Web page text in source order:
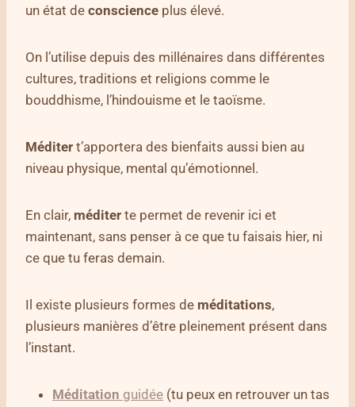
un état de conscience plus élevé.
On l’utilise depuis des millénaires dans différentes
cultures, traditions et religions comme le
bouddhisme, l’hindouisme et le taoïsme.
Méditer t’apportera des bienfaits aussi bien au
niveau physique, mental qu’émotionnel.
En clair, méditer te permet de revenir ici et
maintenant, sans penser à ce que tu faisais hier, ni
ce que tu feras demain.
Il existe plusieurs formes de méditations,
plusieurs manières d’être pleinement présent dans
l’instant.
Méditation guidée (tu peux en retrouver un tas